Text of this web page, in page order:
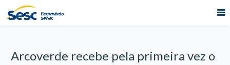
Arcoverde recebe pela primeira vez o